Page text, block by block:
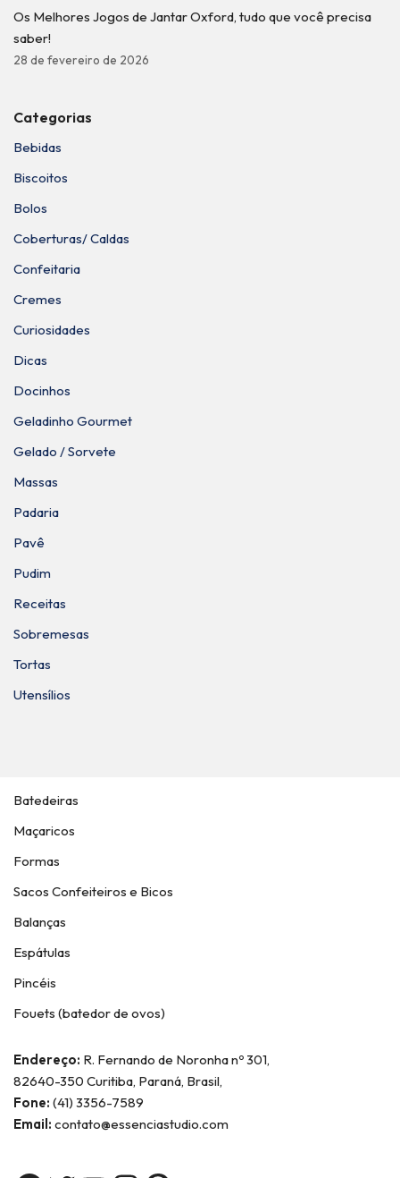
Os Melhores Jogos de Jantar Oxford, tudo que você precisa
saber!
28 de fevereiro de 2026
Categorias
Bebidas
Biscoitos
Bolos
Coberturas/ Caldas
Confeitaria
Cremes
Curiosidades
Dicas
Docinhos
Geladinho Gourmet
Gelado / Sorvete
Massas
Padaria
Pavê
Pudim
Receitas
Sobremesas
Tortas
Utensílios
Batedeiras
Maçaricos
Formas
Sacos Confeiteiros e Bicos
Balanças
Espátulas
Pincéis
Fouets (batedor de ovos)
Endereço: R. Fernando de Noronha nº 301,
82640-350 Curitiba, Paraná, Brasil,
Fone: (41) 3356-7589
Email: contato@essenciastudio.com